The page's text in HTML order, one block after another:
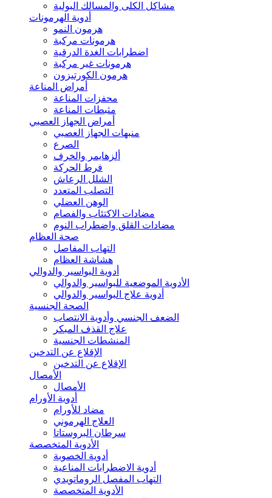
مشاكل الكلى والمسالك البولية
أدوية الهرمونات
هرمون النمو
هرمونات مركبة
اضطرابات الغدة الدرقية
هرمونات غير مركبة
هرمون الكورتيزون
أمراض المناعة
محفزات المناعة
مثبطات المناعة
أمراض الجهاز العصبي
منبهات الجهاز العصبي
الصرع
ألزهايمر والخرف
فرط الحركة
الشلل الرعاش
التصلب المتعدد
الوهن العضلي
مضادات الاكتئاب والفصام
مضادات القلق واضطراب النوم
صحة العظام
التهاب المفاصل
هشاشة العظام
أدوية البواسير والدوالي
الأدوية الموضعية للبواسير والدوالي
أدوية علاج البواسير والدوالي
الصحة الجنسية
الضعف الجنسي وأدوية الانتصاب
علاج القذف المبكر
المنشطات الجنسية
الإقلاع عن التدخين
الإقلاع عن التدخين
الأمصال
الأمصال
أدوية الأورام
مضاد للأورام
العلاج الهرموني
سرطان البروستاتا
الأدوية المتخصصة
أدوية الخصوبة
أدوية الاضطرابات المناعية
التهاب المفصل الروماتويدي
الأدوية المتخصصة